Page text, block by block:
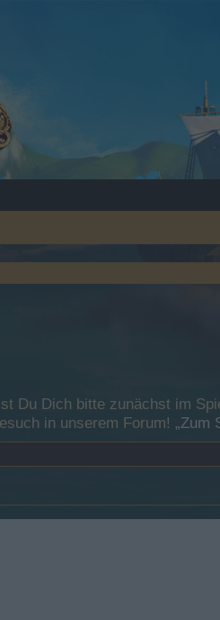
Du Dich bitte zunächst im
in unserem Forum! „Zum